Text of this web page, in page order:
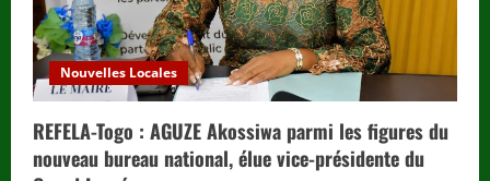
Nouvelles Locales
REFELA-Togo : AGUZE Akossiwa parmi les figures du
nouveau bureau national, élue vice-présidente du